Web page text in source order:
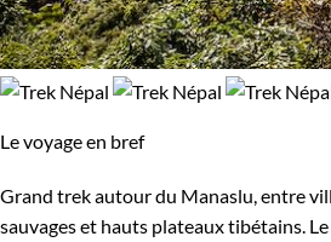
Le voyage en bref
Grand trek autour du Manaslu, entre
sauvages et hauts plateaux tibétains. Le